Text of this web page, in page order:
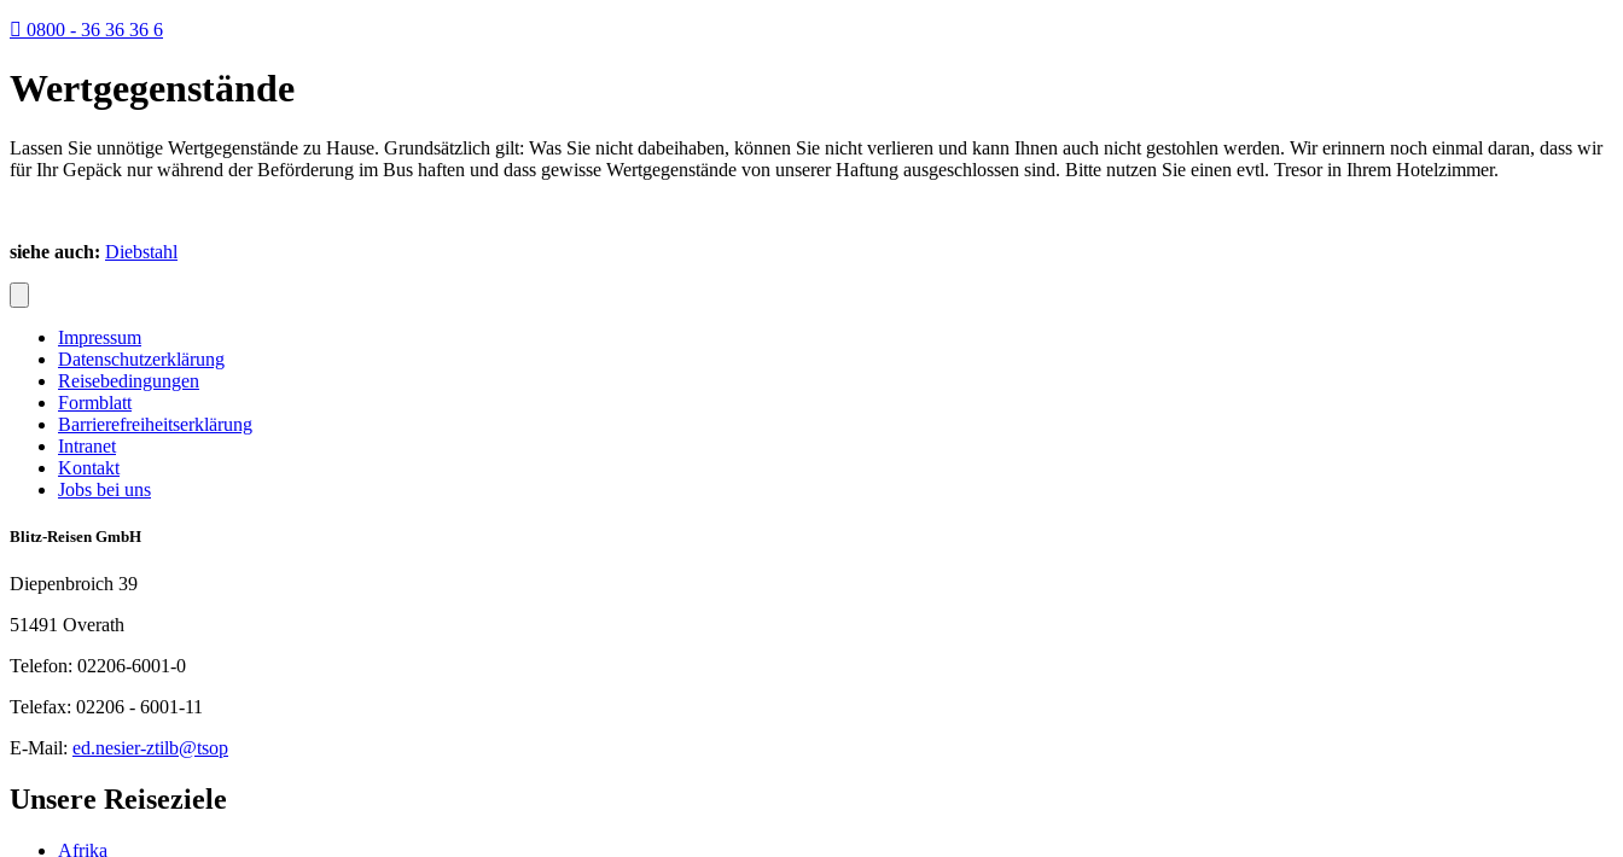
0800 - 36 36 36 6
Wertgegenstände
Lassen Sie unnötige Wertgegenstände zu Hause. Grundsätzlich gilt: Was Sie nicht dabeihaben, können Sie nicht verlieren und kann Ihnen auch nicht gestohlen werden. Wir erinnern noch einmal daran, dass wir
für Ihr Gepäck nur während der Beförderung im Bus haften und dass gewisse Wertgegenstände von unserer Haftung ausgeschlossen sind. Bitte nutzen Sie einen evtl. Tresor in Ihrem Hotelzimmer.
siehe auch: Diebstahl
Impressum
Datenschutzerklärung
Reisebedingungen
Formblatt
Barrierefreiheitserklärung
Intranet
Kontakt
Jobs bei uns
Blitz-Reisen GmbH
Diepenbroich 39
51491 Overath
Telefon: 02206-6001-0
Telefax: 02206 - 6001-11
E-Mail: ed.nesier-ztilb@tsop
Unsere Reiseziele
Afrika